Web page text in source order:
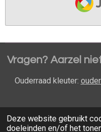
Deze website gebruikt
doeleinden en/of het
Vragen? Aarzel
Ouderraad kleuter:
Ouderraad lager: